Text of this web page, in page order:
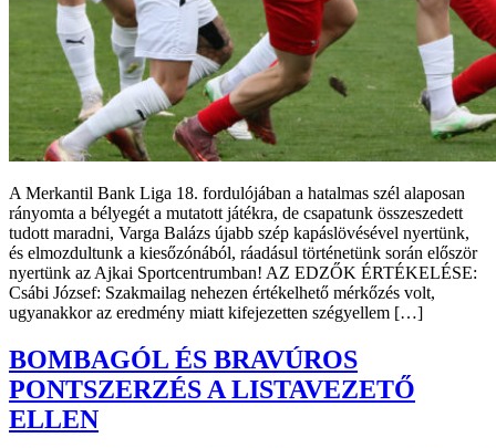
A Merkantil Bank Liga 18. fordulójában a hatalmas szél alaposan
rányomta a bélyegét a mutatott játékra, de csapatunk összeszedett
tudott maradni, Varga Balázs újabb szép kapáslövésével nyertünk,
és elmozdultunk a kiesőzónából, ráadásul történetünk során először
nyertünk az Ajkai Sportcentrumban! AZ EDZŐK ÉRTÉKELÉSE:
Csábi József: Szakmailag nehezen értékelhető mérkőzés volt,
ugyanakkor az eredmény miatt kifejezetten szégyellem […]
BOMBAGÓL ÉS BRAVÚROS
PONTSZERZÉS A LISTAVEZETŐ
ELLEN